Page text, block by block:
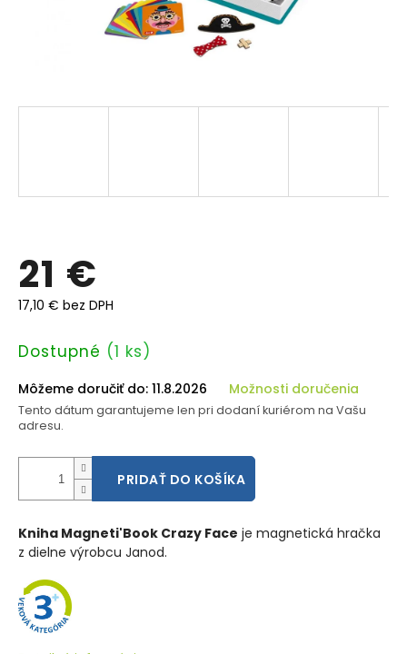
21 €
17,10 € bez DPH
Jednotková
Dostupné (1 ks)
Môžeme doručiť do: 11.8.2026 Možnosti doručenia
Tento dátum garantujeme len pri dodaní kuriérom na Vašu
adresu.
PRIDAŤ DO KOŠÍKA
Kniha Magneti'Book Crazy Face je magnetická hračka
z dielne výrobcu Janod.